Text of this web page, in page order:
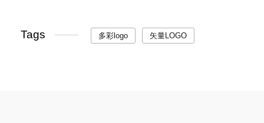
Tags 多彩logo 矢量LOGO